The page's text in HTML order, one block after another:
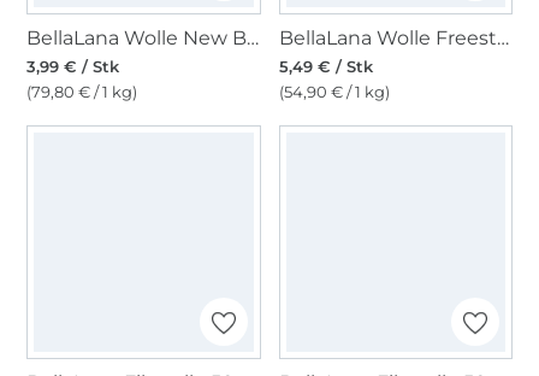
BellaLana Wolle New Bamboo 50gr. , anthrazit
3,99 € / Stk
(79,80 € / 1 kg)
BellaLana Wolle Freestyle 100gr. , anthrazit- braun
5,49 € / Stk
(54,90 € / 1 kg)